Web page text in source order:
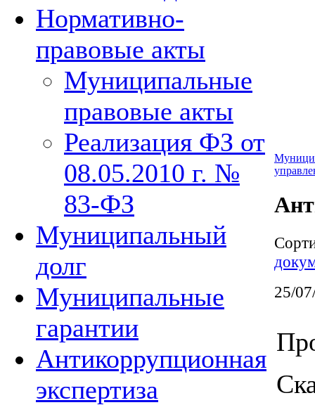
Нормативно-
правовые акты
Муниципальные
правовые акты
Реализация ФЗ от
08.05.2010 г. №
83-ФЗ
Муниципальный
долг
Муниципальные
гарантии
Антикоррупционная
экспертиза
25/